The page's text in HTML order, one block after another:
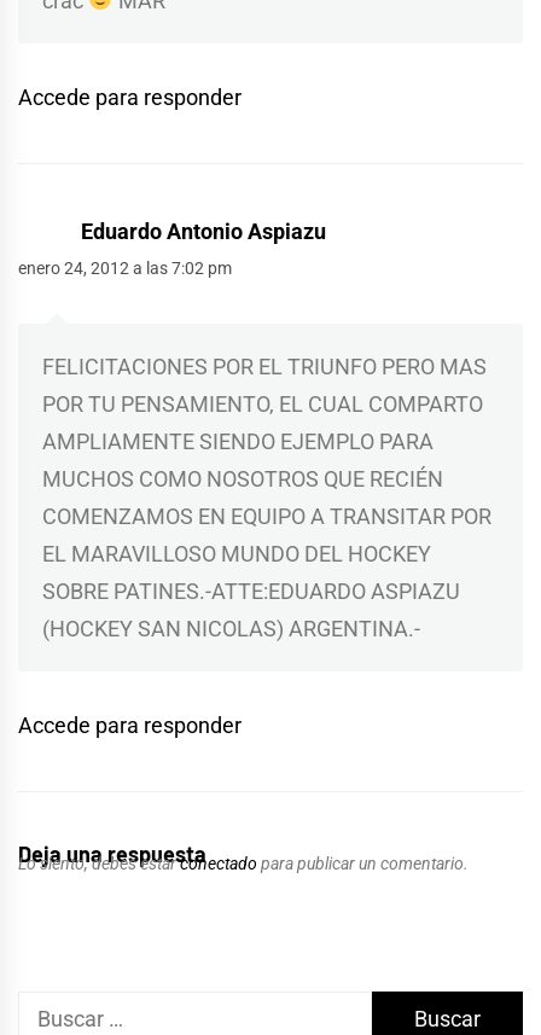
Accede para responder
Eduardo Antonio Aspiazu
enero 24, 2012 a las 7:02 pm
FELICITACIONES POR EL TRIUNFO PERO MAS
POR TU PENSAMIENTO, EL CUAL COMPARTO
AMPLIAMENTE SIENDO EJEMPLO PARA
MUCHOS COMO NOSOTROS QUE RECIÉN
COMENZAMOS EN EQUIPO A TRANSITAR POR
EL MARAVILLOSO MUNDO DEL HOCKEY
SOBRE PATINES.-ATTE:EDUARDO ASPIAZU
(HOCKEY SAN NICOLAS) ARGENTINA.-
Accede para responder
Deja una respuesta
Lo siento, debes estarconectado para publicar un comentario.
Buscar: